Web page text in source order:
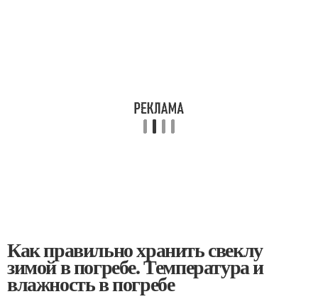
Как правильно хранить свеклу
зимой в погребе. Температура и
влажность в погребе